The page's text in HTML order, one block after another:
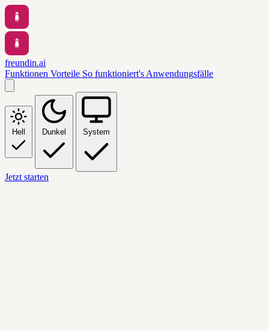
freundin.ai
Funktionen Vorteile So funktioniert's Anwendungsfälle
Hell Dunkel System
Jetzt starten